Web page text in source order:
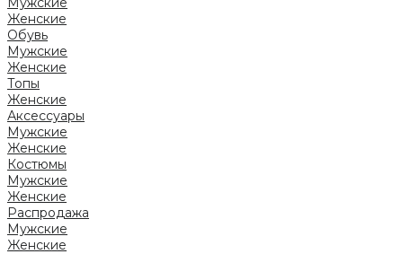
Женские
Обувь
Мужские
Женские
Топы
Женские
Аксессуары
Мужские
Женские
Костюмы
Мужские
Женские
Распродажа
Мужские
Женские